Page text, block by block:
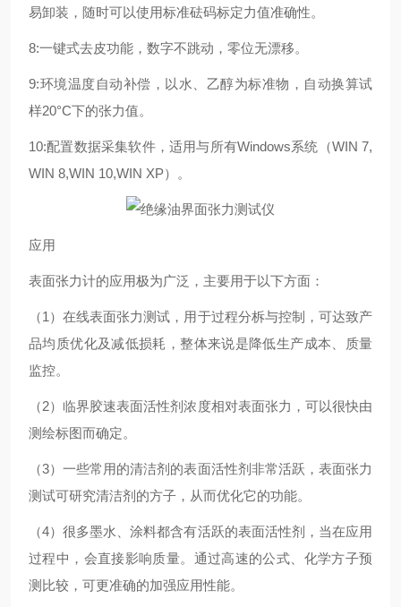
易卸装，随时可以使用标准砝码标定力值准确性。
8:一键式去皮功能，数字不跳动，零位无漂移。
9:环境温度自动补偿，以水、乙醇为标准物，自动换算试
样20°C下的张力值。
10:配置数据采集软件，适用与所有Windows系统（WIN 7,
WIN 8,WIN 10,WIN XP）。
应用
表面张力计的应用极为广泛，主要用于以下方面：
（1）在线表面张力测试，用于过程分柝与控制，可达致产
品均质优化及减低损耗，整体来说是降低生产成本、质量
监控。
（2）临界胶速表面活性剂浓度相对表面张力，可以很快由
测绘标图而确定。
（3）一些常用的清洁剂的表面活性剂非常活跃，表面张力
测试可研究清洁剂的方子，从而优化它的功能。
（4）很多墨水、涂料都含有活跃的表面活性剂，当在应用
过程中，会直接影响质量。通过高速的公式、化学方子预
测比较，可更准确的加强应用性能。